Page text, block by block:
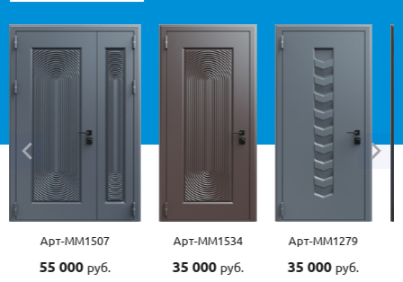
Арт-ММ1507
55 000 руб.
Арт-ММ1534
35 000 руб.
Арт-ММ1279
35 000 руб.